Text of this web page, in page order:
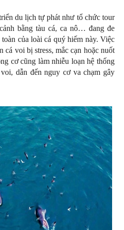
du lịch tự phát như tổ chức tour
bằng tàu cá, ca nô… đang đe
của loài cá quý hiếm này. Việc
cá voi bị stress, mắc cạn hoặc nuốt
cơ cũng làm nhiễu loạn hệ thống
dẫn đến nguy cơ va chạm gây